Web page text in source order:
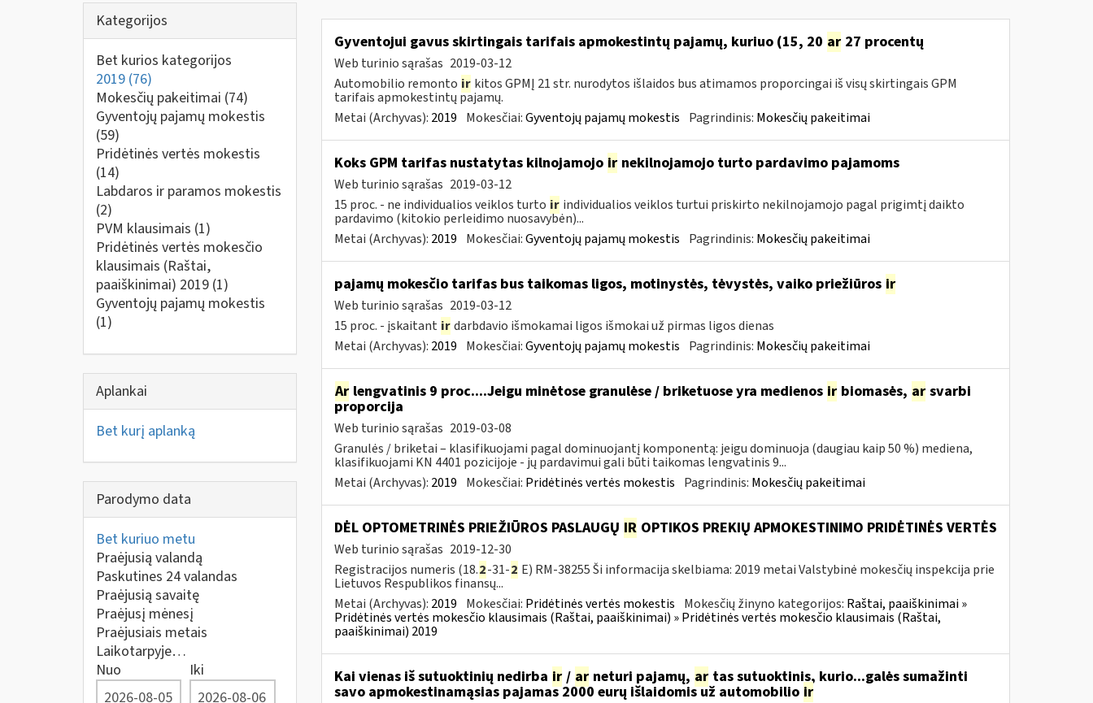
Kategorijos
Bet kurios kategorijos
2019 (76)
Mokesčių pakeitimai (74)
Gyventojų pajamų mokestis
(59)
Pridėtinės vertės mokestis
(14)
Labdaros ir paramos mokestis
(2)
PVM klausimais (1)
Pridėtinės vertės mokesčio
klausimais (Raštai,
paaiškinimai) 2019 (1)
Gyventojų pajamų mokestis
(1)
Aplankai
Bet kurį aplanką
Parodymo data
Bet kuriuo metu
Praėjusią valandą
Paskutines 24 valandas
Praėjusią savaitę
Praėjusį mėnesį
Praėjusiais metais
Laikotarpyje…
Nuo
Iki
Gyventojui gavus skirtingais tarifais apmokestintų pajamų, kuriuo (15, 20 ar27 procentų
Web turinio sąrašas 2019-03-12
Automobilio remonto ir kitos GPMĮ 21 str. nurodytos išlaidos bus atimamos proporcingai iš visų skirtingais GPM
tarifais apmokestintų pajamų.
Metai (Archyvas): 2019 Mokesčiai:Gyventojų pajamų mokestis Pagrindinis: Mokesčių pakeitimai
Koks GPM tarifas nustatytas kilnojamojo irnekilnojamojo turto pardavimo pajamoms
Web turinio sąrašas 2019-03-12
15 proc. - ne individualios veiklos turto ir individualios veiklos turtui priskirto nekilnojamojo pagal prigimtį daikto
pardavimo (kitokio perleidimo nuosavybėn)...
Metai (Archyvas): 2019 Mokesčiai:Gyventojų pajamų mokestis Pagrindinis: Mokesčių pakeitimai
pajamų mokesčio tarifas bus taikomas ligos, motinystės, tėvystės, vaiko priežiūros ir
Web turinio sąrašas 2019-03-12
15 proc. - įskaitant ir darbdavio išmokamai ligos išmokai už pirmas ligos dienas
Metai (Archyvas): 2019 Mokesčiai:Gyventojų pajamų mokestis Pagrindinis: Mokesčių pakeitimai
Arlengvatinis 9 proc....Jeigu minėtose granulėse / briketuose yra medienos irbiomasės, arsvarbi
proporcija
Web turinio sąrašas 2019-03-08
Granulės / briketai – klasifikuojami pagal dominuojantį komponentą: jeigu dominuoja (daugiau kaip 50 %) mediena,
klasifikuojami KN 4401 pozicijoje - jų pardavimui gali būti taikomas lengvatinis 9...
Metai (Archyvas): 2019 Mokesčiai: Pridėtinės vertės mokestis Pagrindinis: Mokesčių pakeitimai
DĖL OPTOMETRINĖS PRIEŽIŪROS PASLAUGŲ IR OPTIKOS PREKIŲ APMOKESTINIMO PRIDĖTINĖS VERTĖS
Web turinio sąrašas 2019-12-30
Registracijos numeris (18.2-31-2 E) RM-38255 Ši informacija skelbiama: 2019 metai Valstybinė mokesčių inspekcija prie
Lietuvos Respublikos finansų...
Metai (Archyvas): 2019 Mokesčiai: Pridėtinės vertės mokestis Mokesčių žinyno kategorijos: Raštai, paaiškinimai »
Pridėtinės vertės mokesčio klausimais (Raštai, paaiškinimai) » Pridėtinės vertės mokesčio klausimais (Raštai,
paaiškinimai) 2019
Kai vienas iš sutuoktinių nedirba ir/ arneturi pajamų, artas sutuoktinis, kurio...galės sumažinti
savo apmokestinamąsias pajamas 2000 eurų išlaidomis už automobilio ir